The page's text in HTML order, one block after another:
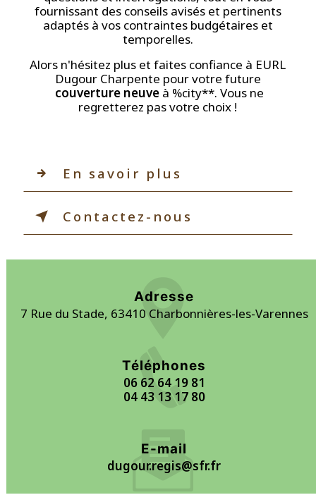
fournissant des conseils avisés et pertinents
adaptés à vos contraintes budgétaires et
temporelles.
Alors n'hésitez plus et faites confiance à EURL
Dugour Charpente pour votre future
couverture neuveà %city**. Vous ne
regretterez pas votre choix !
En savoir plus
Contactez-nous
Adresse
7 Rue du Stade, 63410 Charbonnières-les-Varennes
Téléphones
06 62 64 19 81
04 43 13 17 80
E-mail
dugour.regis@sfr.fr